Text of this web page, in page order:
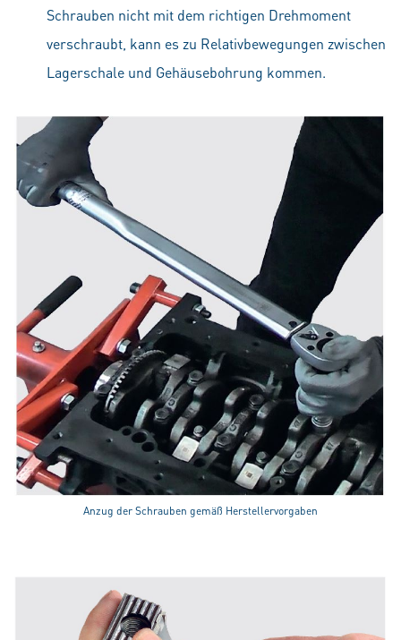
Schrauben nicht mit dem richtigen Drehmoment
verschraubt, kann es zu Relativbewegungen zwischen
Lagerschale und Gehäusebohrung kommen.
Anzug der Schrauben gemäß Herstellervorgaben